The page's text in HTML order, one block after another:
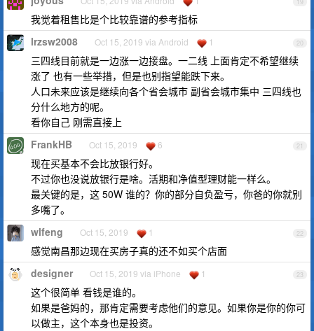
我觉着租售比是个比较靠谱的参考指标
20
lrzsw2008 Oct 15, 2019 via Android 1
三四线目前就是一边涨一边接盘。一二线 上面肯定不希望继续
涨了 也有一些举措，但是也别指望能跌下来。
人口未来应该是继续向各个省会城市 副省会城市集中 三四线也
分什么地方的呢。
看你自己 刚需直接上
21
FrankHB Oct 15, 2019 6
现在买基本不会比放银行好。
不过你也没说放银行是啥。活期和净值型理财能一样么。
最关键的是，这 50W 谁的？你的部分自负盈亏，你爸的你就别
多嘴了。
22
wlfeng Oct 15, 2019 1
感觉南昌那边现在买房子真的还不如买个店面
23
designer Oct 15, 2019 via iPhone 1
这个很简单 看钱是谁的。
如果是爸妈的，那肯定需要考虑他们的意见。如果你是你的你可
以做主，这个本身也是投资。